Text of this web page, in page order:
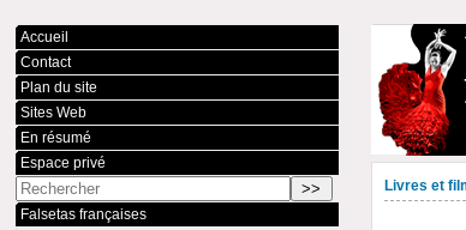
Livres et
Accueil
Contact
Plan du site
Sites Web
En résumé
Espace privé
Falsetas françaises